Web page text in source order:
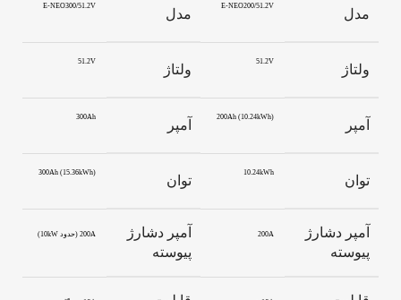
مدل
E-NEO200/51.2V
ولتاژ
51.2V
آمپر
200Ah (10.24kWh)
توان
10.24kWh
آمپر دشارژ
پیوسته
200A
مدل
E-NEO300/51.2V
ولتاژ
51.2V
آمپر
300Ah
توان
300Ah (15.36kWh)
آمپر دشارژ
پیوسته
200A (حدود ‎10kW)